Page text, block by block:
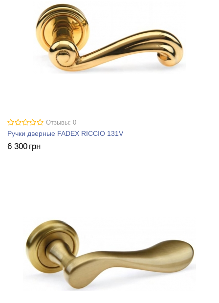
Отзывы: 0
Ручки дверные FADEX RICCIO 131V
6 300 грн